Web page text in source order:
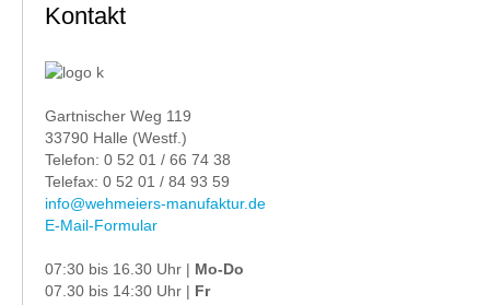
Kontakt
Gartnischer Weg 119
33790 Halle (Westf.)
Telefon: 0 52 01 / 66 74 38
Telefax: 0 52 01 / 84 93 59
info@wehmeiers-manufaktur.de
E-Mail-Formular
07:30 bis 16.30 Uhr | Mo-Do
07.30 bis 14:30 Uhr | Fr